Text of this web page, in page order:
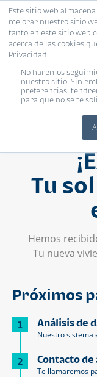
Este sitio web
mejorar nuestro sitio
tanto en este sitio web
acerca de las cookies
Privacidad.
No haremos
nuestro sitio. Sin
preferencias,
para que no se te
Tu
Hemos
Tu nueva
Próximos
1 Análisis de
Nuestro sistema
2 Contacto de
Te llamaremos